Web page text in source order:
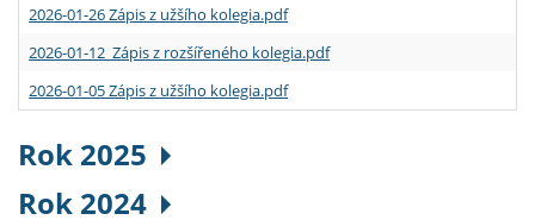
2026-01-26 Zápis z užšího kolegia.pdf
2026-01-12 Zápis z rozšířeného kolegia.pdf
2026-01-05 Zápis z užšího kolegia.pdf
Rok 2025
Rok 2024